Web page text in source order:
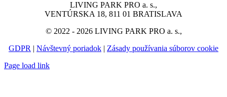
LIVING PARK PRO a. s.,
VENTÚRSKA 18, 811 01 BRATISLAVA
© 2022 - 2026 LIVING PARK PRO a. s.,
GDPR | Návštevný poriadok | Zásady používania súborov cookie
Page load link